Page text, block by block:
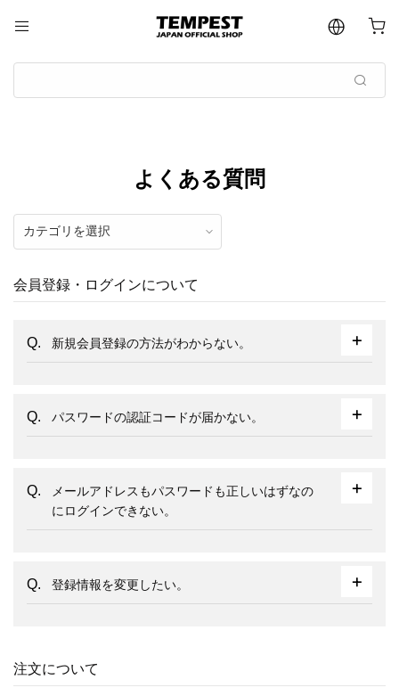
よくある質問
会員登録・ログインについて
新規会員登録の方法がわからない。
パスワードの認証コードが届かない。
メールアドレスもパスワードも正しいはずなの
にログインできない。
登録情報を変更したい。
注文について